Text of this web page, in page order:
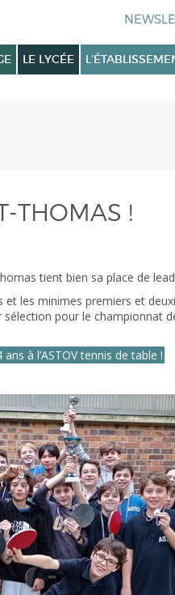
LE LYCÉE
THOMAS !
tient bien sa place de
les minimes premiers et
pour le championnat
à l’ASTOV tennis de table !